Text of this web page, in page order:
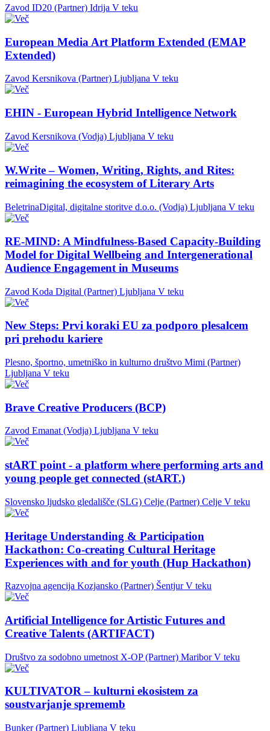
Zavod ID20 (Partner) Idrija V teku
European Media Art Platform Extended (EMAP
Extended)
Zavod Kersnikova (Partner) Ljubljana V teku
EHIN - European Hybrid Intelligence Network
Zavod Kersnikova (Vodja) Ljubljana V teku
W.Write – Women, Writing, Rights, and Rites:
reimagining the ecosystem of Literary Arts
BeletrinaDigital, digitalne storitve d.o.o. (Vodja) Ljubljana V teku
RE-MIND: A Mindfulness-Based Capacity-Building
Model for Digital Wellbeing and Intergenerational
Audience Engagement in Museums
Zavod Koda Digital (Partner) Ljubljana V teku
New Steps: Prvi koraki EU za podporo plesalcem
pri prehodu kariere
Plesno, športno, umetniško in kulturno društvo Mimi (Partner)
Ljubljana V teku
Brave Creative Producers (BCP)
Zavod Emanat (Vodja) Ljubljana V teku
stART point - a platform where performing arts and
young people get connected (stART.)
Slovensko ljudsko gledališče (SLG) Celje (Partner) Celje V teku
Heritage Understanding & Participation
Hackathon: Co-creating Cultural Heritage
Experiences with and for youth (Hup Hackathon)
Razvojna agencija Kozjansko (Partner) Šentjur V teku
Artificial Intelligence for Artistic Futures and
Creative Talents (ARTIFACT)
Društvo za sodobno umetnost X-OP (Partner) Maribor V teku
KULTIVATOR – kulturni ekosistem za
soustvarjanje sprememb
Bunker (Partner) Ljubljana V teku